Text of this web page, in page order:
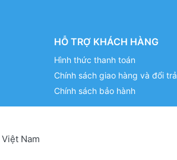
HỖ TRỢ KHÁCH HÀNG
Hình thức thanh toán
Chính sách giao hàng và đổi trả
Chính sách bảo hành
Nam